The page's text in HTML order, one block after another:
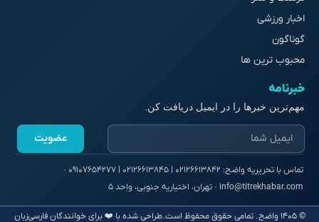
اخبار ورزشی
گوناگون
محبوب ترین ها
خبرنامه
مهم‌ترین خبرها را در ایمیل دریافت کن.
عضویت
© ۱۴۰۵ واضح. تمامی حقوق محفوظ است. طراحی شده با ❤️ برای خوانندگان فارسی‌زبان